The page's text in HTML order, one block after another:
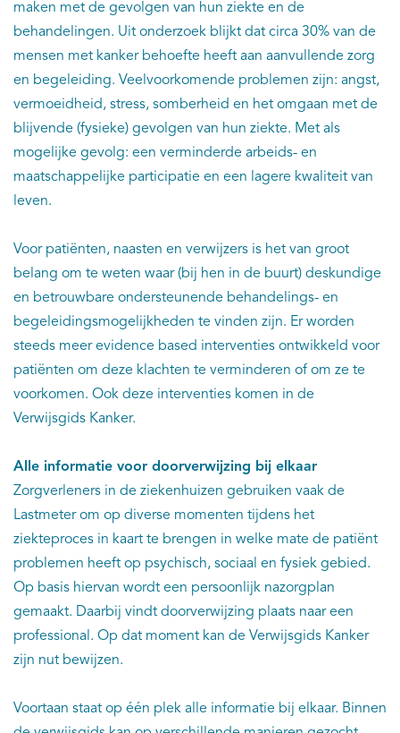
maken met de gevolgen van hun ziekte en de
behandelingen. Uit onderzoek blijkt dat circa 30% van de
mensen met kanker behoefte heeft aan aanvullende zorg
en begeleiding. Veelvoorkomende problemen zijn: angst,
vermoeidheid, stress, somberheid en het omgaan met de
blijvende (fysieke) gevolgen van hun ziekte. Met als
mogelijke gevolg: een verminderde arbeids- en
maatschappelijke participatie en een lagere kwaliteit van
leven.
Voor patiënten, naasten en verwijzers is het van groot
belang om te weten waar (bij hen in de buurt) deskundige
en betrouwbare ondersteunende behandelings- en
begeleidingsmogelijkheden te vinden zijn. Er worden
steeds meer evidence based interventies ontwikkeld voor
patiënten om deze klachten te verminderen of om ze te
voorkomen. Ook deze interventies komen in de
Verwijsgids Kanker.
Alle informatie voor doorverwijzing bij elkaar
Zorgverleners in de ziekenhuizen gebruiken vaak de
Lastmeter om op diverse momenten tijdens het
ziekteproces in kaart te brengen in welke mate de patiënt
problemen heeft op psychisch, sociaal en fysiek gebied.
Op basis hiervan wordt een persoonlijk nazorgplan
gemaakt. Daarbij vindt doorverwijzing plaats naar een
professional. Op dat moment kan de Verwijsgids Kanker
zijn nut bewijzen.
Voortaan staat op één plek alle informatie bij elkaar. Binnen